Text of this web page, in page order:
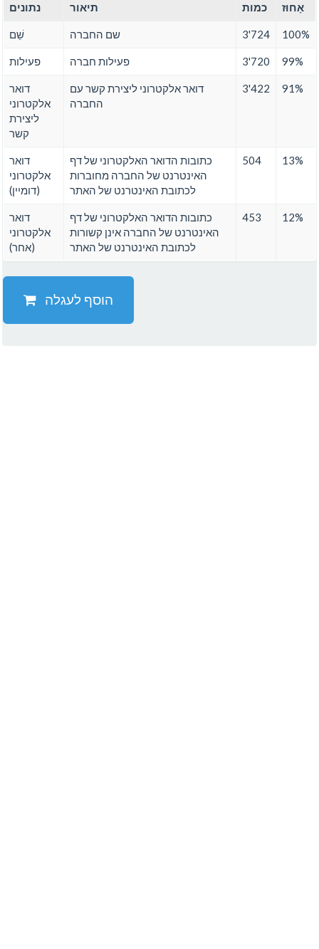
נתונים
תיאור כמות אָחוּז
שֵׁם שם החברה 3'724 100%
פעילות פעילות חברה 3'720 99%
דואר
אלקטרוני
ליצירת
קשר
דואר אלקטרוני ליצירת קשר עם
החברה
3'422 91%
דואר
אלקטרוני
(דומיין)
כתובות הדואר האלקטרוני של דף
האינטרנט של החברה מחוברות
לכתובת האינטרנט של האתר
504 13%
דואר
אלקטרוני
(אחר)
כתובות הדואר האלקטרוני של דף
האינטרנט של החברה אינן קשורות
לכתובת האינטרנט של האתר
453 12%
הוסף לעגלה